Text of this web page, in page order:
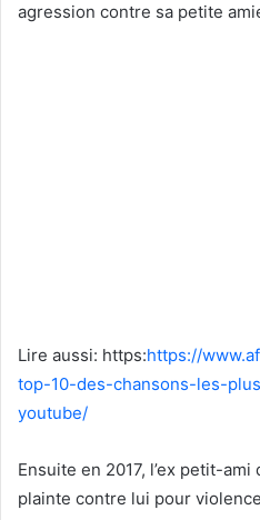
agression contre sa petite
Lire aussi: https:https://
top-10-des-chansons-les-
youtube/
Ensuite en 2017, l’ex petit-
plainte contre lui pour